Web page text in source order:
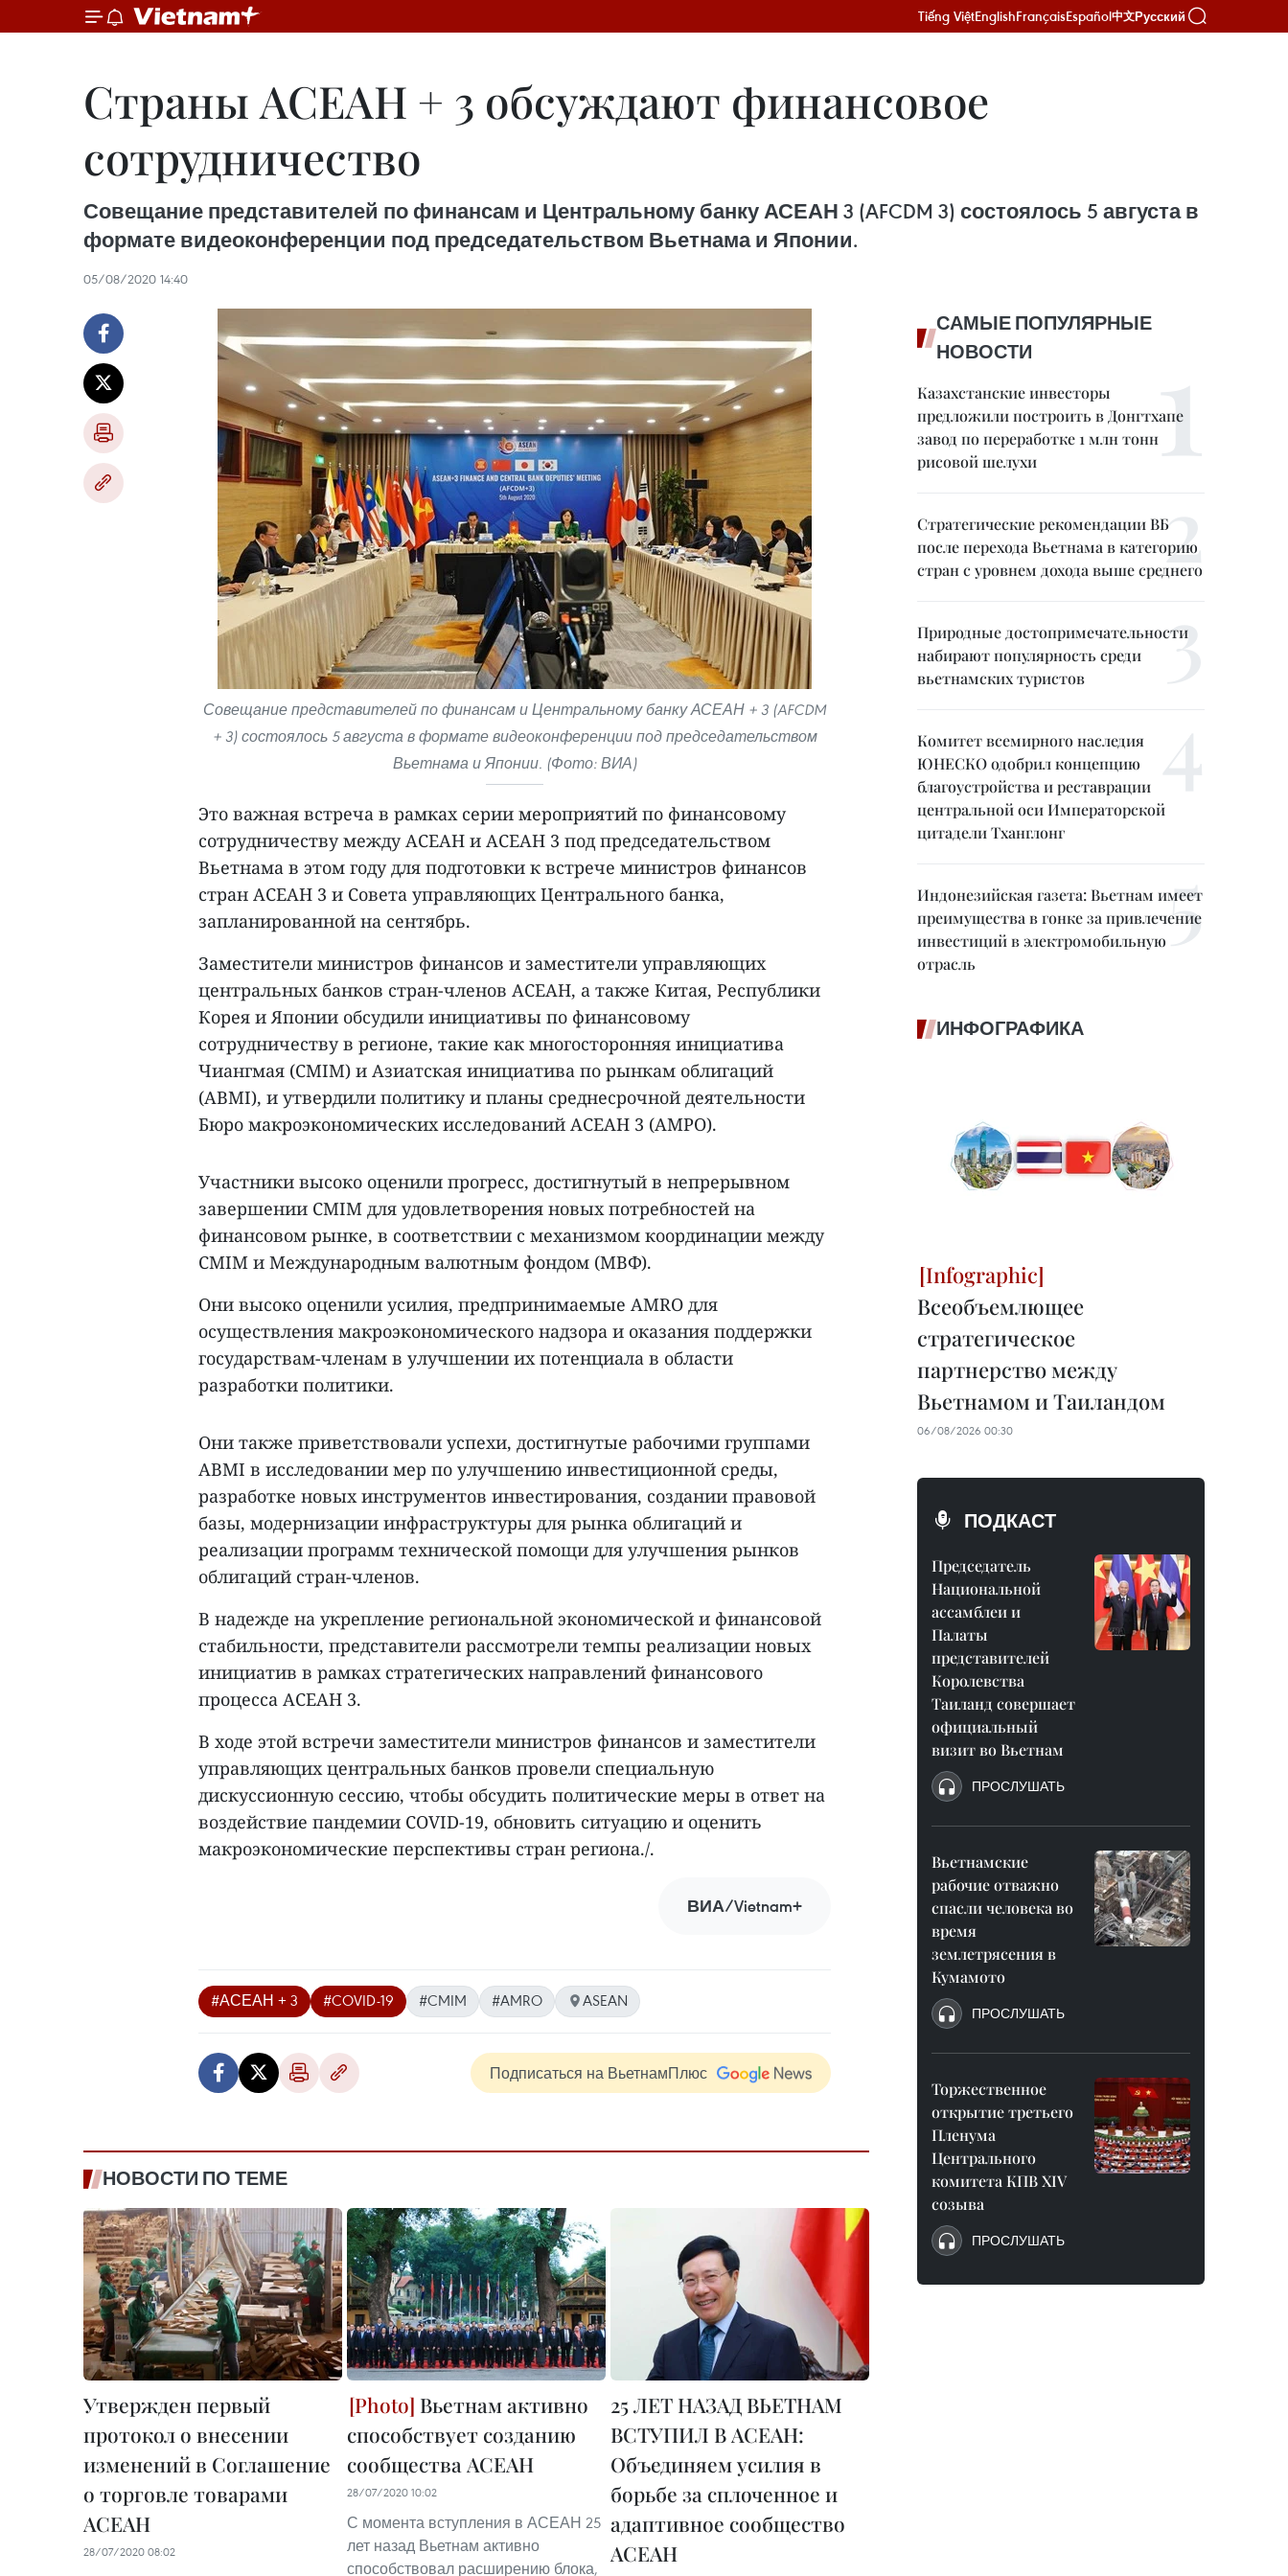
Tiếng ViệtEnglishFrançaisEspañol中文Русский
Страны АСЕАН + 3 обсуждают финансовое
сотрудничество
Совещание представителей по финансам и Центральному банку АСЕАН 3 (AFCDM 3) состоялось 5 августа в
формате видеоконференции под председательством Вьетнама и Японии.
05/08/2020 14:40
Совещание представителей по финансам и Центральному банку АСЕАН + 3 (AFCDM
+ 3) состоялось 5 августа в формате видеоконференции под председательством
Вьетнама и Японии. (Фото: ВИА)
Это важная встреча в рамках серии мероприятий по финансовому
сотрудничеству между АСЕАН и АСЕАН 3 под председательством
Вьетнама в этом году для подготовки к встрече министров финансов
стран АСЕАН 3 и Совета управляющих Центрального банка,
запланированной на сентябрь.
Заместители министров финансов и заместители управляющих
центральных банков стран-членов АСЕАН, а также Китая, Республики
Корея и Японии обсудили инициативы по финансовому
сотрудничеству в регионе, такие как многосторонняя инициатива
Чиангмая (CMIM) и Азиатская инициатива по рынкам облигаций
(ABMI), и утвердили политику и планы среднесрочной деятельности
Бюро макроэкономических исследований АСЕАН 3 (АМРО).
Участники высоко оценили прогресс, достигнутый в непрерывном
завершении CMIM для удовлетворения новых потребностей на
финансовом рынке, в соответствии с механизмом координации между
CMIM и Международным валютным фондом (МВФ).
Они высоко оценили усилия, предпринимаемые AMRO для
осуществления макроэкономического надзора и оказания поддержки
государствам-членам в улучшении их потенциала в области
разработки политики.
Они также приветствовали успехи, достигнутые рабочими группами
ABMI в исследовании мер по улучшению инвестиционной среды,
разработке новых инструментов инвестирования, создании правовой
базы, модернизации инфраструктуры для рынка облигаций и
реализации программ технической помощи для улучшения рынков
облигаций стран-членов.
В надежде на укрепление региональной экономической и финансовой
стабильности, представители рассмотрели темпы реализации новых
инициатив в рамках стратегических направлений финансового
процесса АСЕАН 3.
В ходе этой встречи заместители министров финансов и заместители
управляющих центральных банков провели специальную
дискуссионную сессию, чтобы обсудить политические меры в ответ на
воздействие пандемии COVID-19, обновить ситуацию и оценить
макроэкономические перспективы стран региона./.
ВИА/Vietnam+
#АСЕАН + 3 #COVID-19 #CMIM #AMRO ASEAN
Подписаться на ВьетнамПлюс
НОВОСТИ ПО ТЕМЕ
Утвержден первый
протокол о внесении
изменений в Соглашение
о торговле товарами
АСЕАН
28/07/2020 08:02
Вьетнам активно
способствует созданию
сообщества АСЕАН
28/07/2020 10:02
С момента вступления в АСЕАН 25
лет назад Вьетнам активно
способствовал расширению блока,
25 ЛЕТ НАЗАД ВЬЕТНАМ
ВСТУПИЛ В АСЕАН:
Объединяем усилия в
борьбе за сплоченное и
адаптивное сообщество
АСЕАН
САМЫЕ ПОПУЛЯРНЫЕ
НОВОСТИ
Казахстанские инвесторы
предложили построить в Донгтхапе
завод по переработке 1 млн тонн
рисовой шелухи
Стратегические рекомендации ВБ
после перехода Вьетнама в категорию
стран с уровнем дохода выше среднего
Природные достопримечательности
набирают популярность среди
вьетнамских туристов
Комитет всемирного наследия
ЮНЕСКО одобрил концепцию
благоустройства и реставрации
центральной оси Императорской
цитадели Тханглонг
Индонезийская газета: Вьетнам имеет
преимущества в гонке за привлечение
инвестиций в электромобильную
отрасль
ИНФОГРАФИКА
Всеобъемлющее
стратегическое
партнерство между
Вьетнамом и Таиландом
06/08/2026 00:30
ПОДКАСТ
Председатель
Национальной
ассамблеи и
Палаты
представителей
Королевства
Таиланд совершает
официальный
визит во Вьетнам
ПРОСЛУШАТЬ
Вьетнамские
рабочие отважно
спасли человека во
время
землетрясения в
Кумамото
ПРОСЛУШАТЬ
Торжественное
открытие третьего
Пленума
Центрального
комитета КПВ XIV
созыва
ПРОСЛУШАТЬ